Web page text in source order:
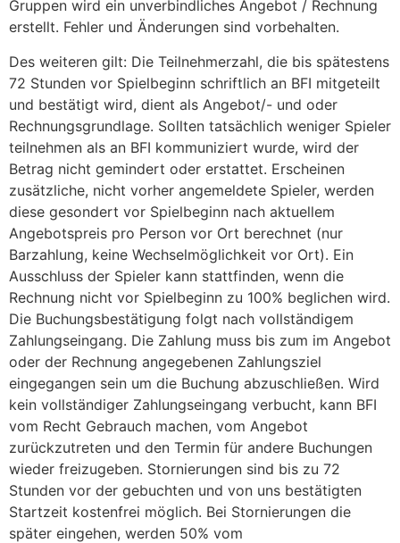
Gruppen wird ein unverbindliches Angebot / Rechnung
erstellt. Fehler und Änderungen sind vorbehalten.
Des weiteren gilt: Die Teilnehmerzahl, die bis spätestens
72 Stunden vor Spielbeginn schriftlich an BFI mitgeteilt
und bestätigt wird, dient als Angebot/- und oder
Rechnungsgrundlage. Sollten tatsächlich weniger Spieler
teilnehmen als an BFI kommuniziert wurde, wird der
Betrag nicht gemindert oder erstattet. Erscheinen
zusätzliche, nicht vorher angemeldete Spieler, werden
diese gesondert vor Spielbeginn nach aktuellem
Angebotspreis pro Person vor Ort berechnet (nur
Barzahlung, keine Wechselmöglichkeit vor Ort). Ein
Ausschluss der Spieler kann stattfinden, wenn die
Rechnung nicht vor Spielbeginn zu 100% beglichen wird.
Die Buchungsbestätigung folgt nach vollständigem
Zahlungseingang. Die Zahlung muss bis zum im Angebot
oder der Rechnung angegebenen Zahlungsziel
eingegangen sein um die Buchung abzuschließen. Wird
kein vollständiger Zahlungseingang verbucht, kann BFI
vom Recht Gebrauch machen, vom Angebot
zurückzutreten und den Termin für andere Buchungen
wieder freizugeben. Stornierungen sind bis zu 72
Stunden vor der gebuchten und von uns bestätigten
Startzeit kostenfrei möglich. Bei Stornierungen die
später eingehen, werden 50% vom